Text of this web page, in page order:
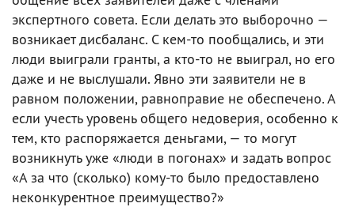
экспертного совета. Если делать это выборочно —
возникает дисбаланс. С кем-то пообщались, и эти
люди выиграли гранты, а кто-то не выиграл, но его
даже и не выслушали. Явно эти заявители не в
равном положении, равноправие не обеспечено. А
если учесть уровень общего недоверия, особенно к
тем, кто распоряжается деньгами, — то могут
возникнуть уже «люди в погонах» и задать вопрос
«А за что (сколько) кому-то было предоставлено
неконкурентное преимущество?»